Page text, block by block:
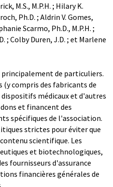
M.S., M.P.H. ; Hilary K.
Ph.D. ; Aldrin V. Gomes,
Scarmo, Ph.D., M.P.H. ;
; Colby Duren, J.D. ; et Marlene
de particuliers.
(y compris des fabricants de
médicaux et d'autres
et financent des
spécifiques de l'association.
strictes pour éviter que
scientifique. Les
et biotechnologiques,
fournisseurs d'assurance
financières générales de